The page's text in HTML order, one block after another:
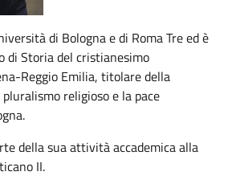
di Bologna e di Roma Tre ed è
Storia del cristianesimo
Reggio Emilia, titolare della
religioso e la pace
della sua attività accademica alla
II.